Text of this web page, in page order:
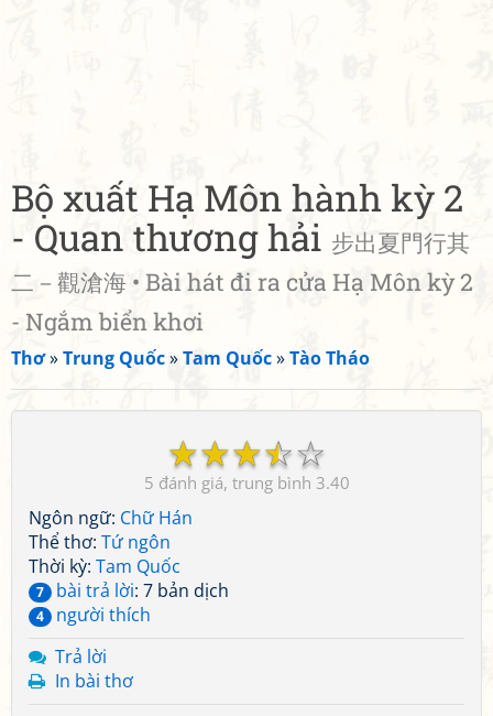
Bộ xuất Hạ Môn hành kỳ 2
- Quan thương hải 步出夏門行其
二－觀滄海 • Bài hát đi ra cửa Hạ Môn kỳ 2
- Ngắm biển khơi
Thơ»Trung Quốc»Tam Quốc»Tào Tháo
☆
☆
☆
☆
☆
5 3.40
Ngôn ngữ: Chữ Hán
Thể thơ: Tứ ngôn
Thời kỳ: Tam Quốc
7 bài trả lời: 7 bản dịch
4
người thích
Trả lời
In bài thơ